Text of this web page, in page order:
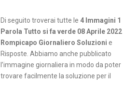
Di seguito troverai tutte le 4 Immagini 1
Parola Tutto si fa verde 08 Aprile 2022
Rompicapo Giornaliero Soluzioni e
Risposte. Abbiamo anche pubblicato
l’immagine giornaliera in modo da poter
trovare facilmente la soluzione per il